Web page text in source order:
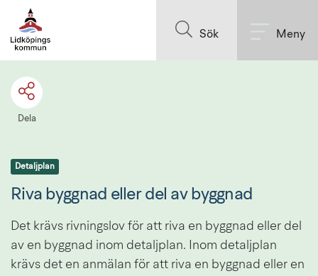
Sök Meny
Dela
Detaljplan
Riva byggnad eller del av byggnad
Det krävs rivningslov för att riva en byggnad eller del
av en byggnad inom detaljplan. Inom detaljplan
krävs det en anmälan för att riva en byggnad eller en